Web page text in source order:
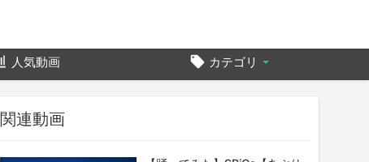
人気動画 カテゴリ
関連動画